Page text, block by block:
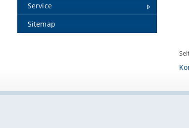
Service
Sitemap